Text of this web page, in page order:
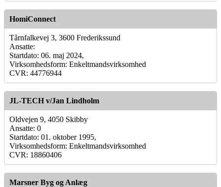
HomiConnect
Tårnfalkevej 3, 3600 Frederikssund
Ansatte:
Startdato: 06. maj 2024,
Virksomhedsform: Enkeltmandsvirksomhed
CVR: 44776944
JL-TECH v/Jan Lindholm
Oldvejen 9, 4050 Skibby
Ansatte: 0
Startdato: 01. oktober 1995,
Virksomhedsform: Enkeltmandsvirksomhed
CVR: 18860406
Marsner Byg og Anlæg